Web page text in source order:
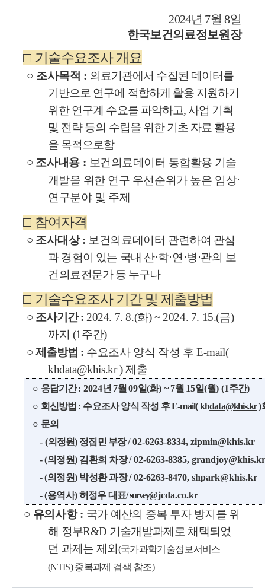
2024년 7월8일
한국보건의료정보원장
□ 기술수요조사 개요
○ 조사목적 : 의료기관에서 수집된 데이터를
기반으로 연구에 적합하게 활용 지원하기
위한 연구계 수요를 파악하고, 사업 기획
및 전략 등의 수립을 위한 기초 자료 활용
을 목적으로함
○ 조사내용 : 보건의료데이터 통합활용 기술
개발을 위한 연구 우선순위가 높은 임상⋅
연구분야 및 주제
□ 참여자격
○ 조사대상: 보건의료데이터 관련하여 관심
과 경험이 있는 국내 산⋅학⋅연 ⋅병 ⋅관의 보
건의료전문가 등 누구나
□ 기술수요조사 기간 및 제출방법
○ 조사기간: 2024. 7. 8.(화) ~ 2024. 7. 15.(금)
까지 (1 주간)
○ 제출방법 : 수요조사 양식 작성 후 E-mail(
khdata@khis.kr )제출
○ 응답기간: 2024년 7월 09일(화) ~ 7월 15일(월) (1주간)
○ 회신방법 : 수요조사 양식 작성 후E-mail( khdata@khis.kr)
○ 문의
- (의정원) 정집민 부장/ 02-6263-8334, zipmin@khis.kr
- (의정원) 김환희 차장/ 02-6263-8385,
- (의정원) 박성환 과장/ 02-6263-8470, shpark@khis.kr
- (용역사)허정우 대표/survey@jcda.co.kr
○ 유의사항: 국가 예산의 중복 투자 방지를 위
해 정부R&D 기술개발과제로 채택되었
던 과제는 제외 (국가과학기술정보서비스
(NTIS)중복과제 검색 참조)